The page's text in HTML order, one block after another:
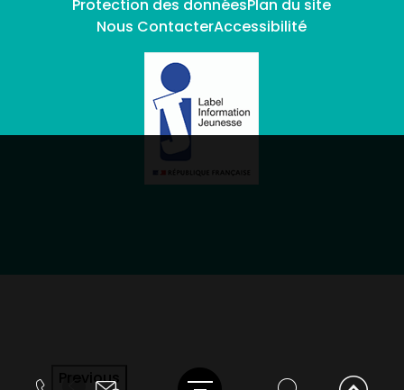
Protection des donnéesPlan du site
Nous ContacterAccessibilité
Previous